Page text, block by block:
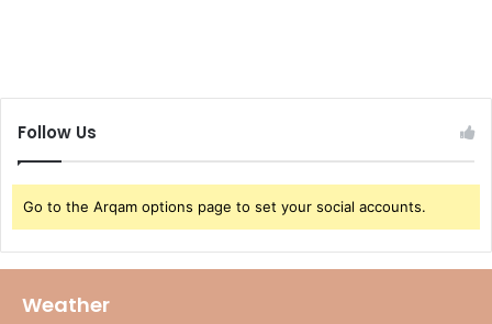
Follow Us
Go to the Arqam options page to set your social accounts.
Weather